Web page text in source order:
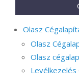
Olasz
Olasz
Olasz
Levélkezelés